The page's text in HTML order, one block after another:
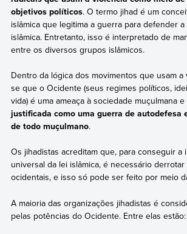
objetivos políticos. O termo jihad é um
islâmica que legitima a guerra para defender
islâmica. Entretanto, isso é interpretado de
entre os diversos grupos islâmicos.
Dentro da lógica dos movimentos que usam
se que o Ocidente (seus regimes políticos,
vida) é uma ameaça à sociedade muçulmana e
justificada como uma guerra de autodefesa
de todo muçulmano.
Os jihadistas acreditam que, para conseguir a
universal da lei islâmica, é necessário
ocidentais, e isso só pode ser feito por meio
A maioria das organizações jihadistas é
pelas potências do Ocidente. Entre elas estão: